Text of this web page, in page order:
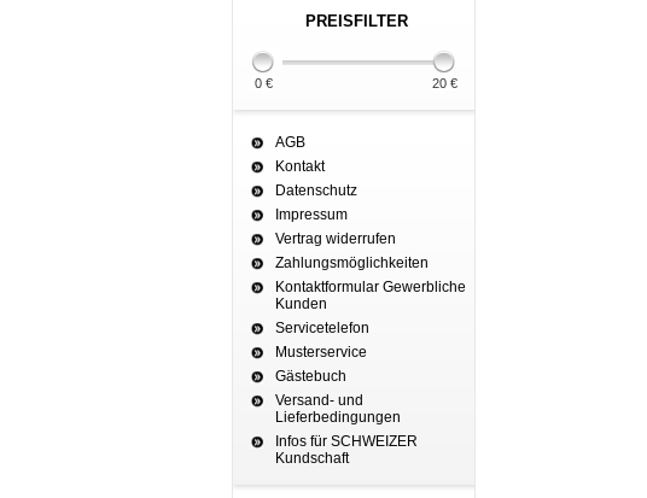
PREISFILTER
0 € 20 €
AGB
Kontakt
Datenschutz
Impressum
Vertrag widerrufen
Zahlungsmöglichkeiten
Kontaktformular Gewerbliche
Kunden
Servicetelefon
Musterservice
Gästebuch
Versand- und
Lieferbedingungen
Infos für SCHWEIZER
Kundschaft